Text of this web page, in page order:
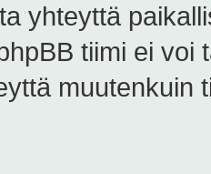
yhteyttä
tiimi ei
muutenkuin